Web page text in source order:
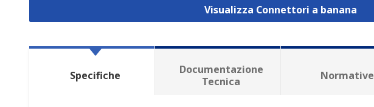
Visualizza Connettori a banana
Specifiche
Documentazione
Tecnica
Normative